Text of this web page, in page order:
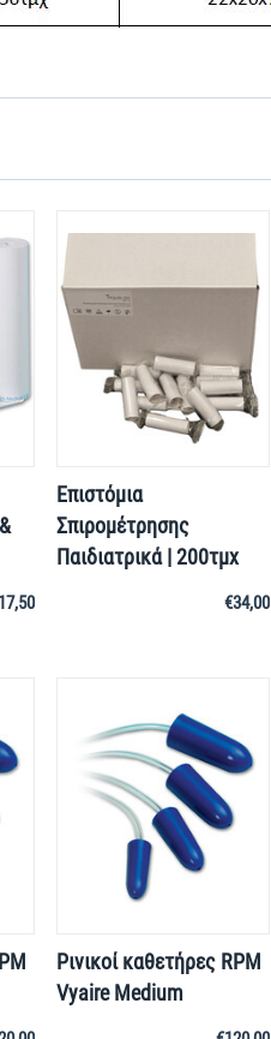
Επιστόμια
Σπιρομέτρησης
Παιδιατρικά | 200τμχ
€34,00
Ρινικοί καθετήρες RPM
Vyaire Medium